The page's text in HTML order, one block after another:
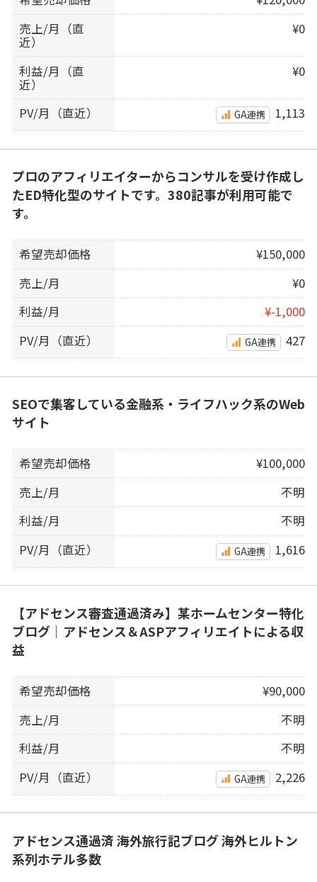
売上/月（直
近）
¥0
利益/月（直
近）
¥0
PV/月（直近） GA連携 1,113
プロのアフィリエイターからコンサルを受け作成し
たED特化型のサイトです。380記事が利用可能で
す。
希望売却価格
¥150,000
売上/月
¥0
利益/月
¥-1,000
PV/月（直近）
GA連携 427
SEOで集客している金融系・ライフハック系のWeb
サイト
希望売却価格
¥100,000
売上/月
不明
利益/月
不明
PV/月（直近）
GA連携 1,616
【アドセンス審査通過済み】某ホームセンター特化
ブログ｜アドセンス＆ASPアフィリエイトによる収
益
希望売却価格
¥90,000
売上/月
不明
利益/月
不明
PV/月（直近）
GA連携 2,226
アドセンス通過済 海外旅行記ブログ 海外ヒルトン
系列ホテル多数